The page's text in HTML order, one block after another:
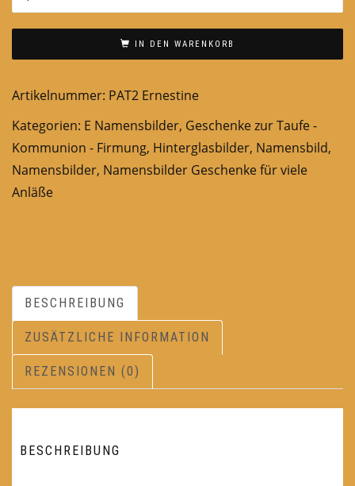
IN DEN WARENKORB
Artikelnummer: PAT2 Ernestine
Kategorien: E Namensbilder, Geschenke zur Taufe -
Kommunion - Firmung, Hinterglasbilder, Namensbild,
Namensbilder, Namensbilder Geschenke für viele
Anläße
BESCHREIBUNG
ZUSÄTZLICHE INFORMATION
REZENSIONEN (0)
BESCHREIBUNG